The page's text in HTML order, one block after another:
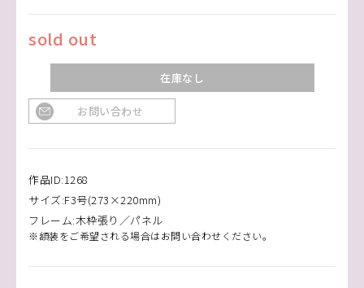
sold out
在庫なし
お問い合わせ
作品ID:1268
サイズ:F3号(273×220mm)
フレーム:木枠張り／パネル
※額装をご希望される場合はお問い合わせください。